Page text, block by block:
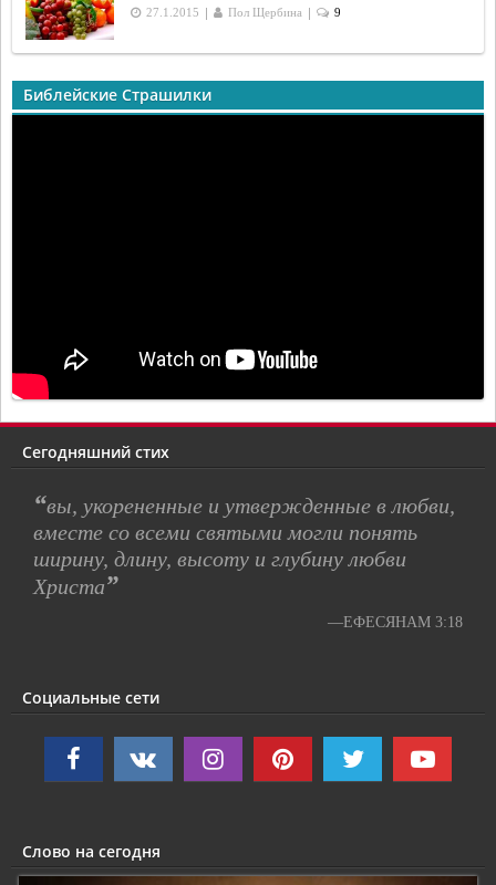
27.1.2015 | Пол Щербина | 9
Библейские Страшилки
Сегодняшний стих
“вы, укорененные и утвержденные в любви,
вместе со всеми святыми могли понять
ширину, длину, высоту и глубину любви
Христа”
—ЕФЕСЯНАМ 3:18
Социальные сети
Слово на сегодня